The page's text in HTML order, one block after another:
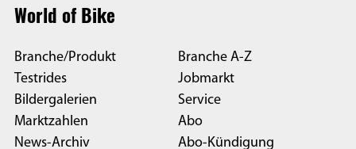
World of Bike
Branche/Produkt
Testrides
Bildergalerien
Marktzahlen
News-Archiv
Branche A-Z
Jobmarkt
Service
Abo
Abo-Kündigung